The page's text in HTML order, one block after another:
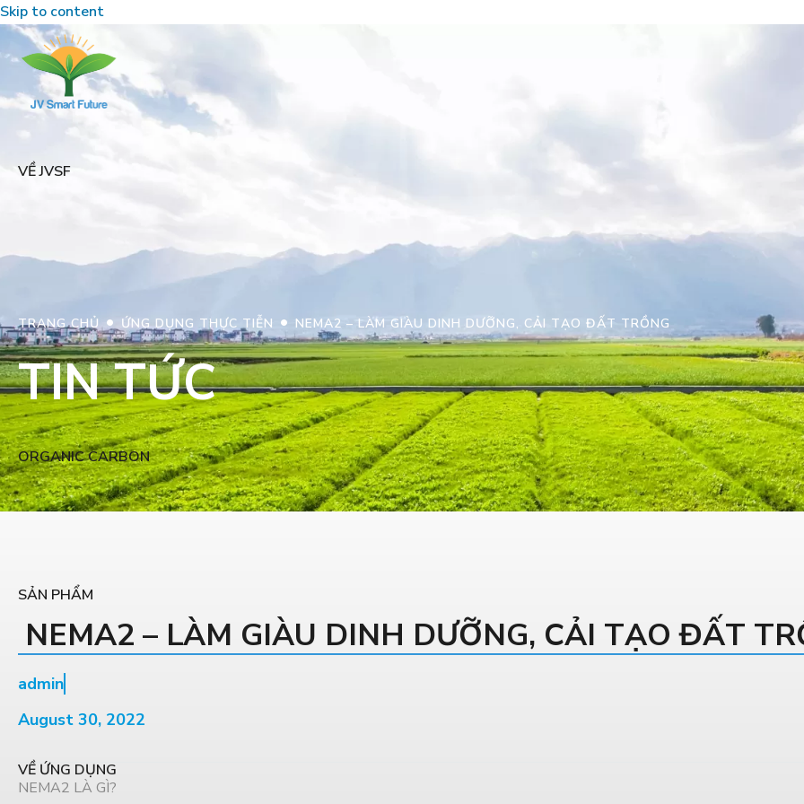
Skip to content
VỀ JVSF
ORGANIC CARBON
SẢN PHẨM
VỀ ỨNG DỤNG
TRANG CHỦ • ỨNG DỤNG THỰC TIỄN • NEMA2 – LÀM GIÀU DINH DƯỠNG, CẢI TẠO ĐẤT TRỒNG
TIN TỨC
NEMA2 – LÀM GIÀU DINH DƯỠNG, CẢI TẠO ĐẤT
admin
August 30, 2022
NEMA2 LÀ GÌ?